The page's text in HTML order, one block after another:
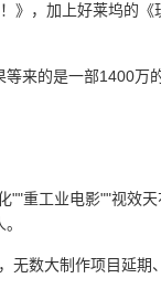
》，加上好莱坞的
来的是一部1400万
""重工业电影""视效
无数大制作项目延